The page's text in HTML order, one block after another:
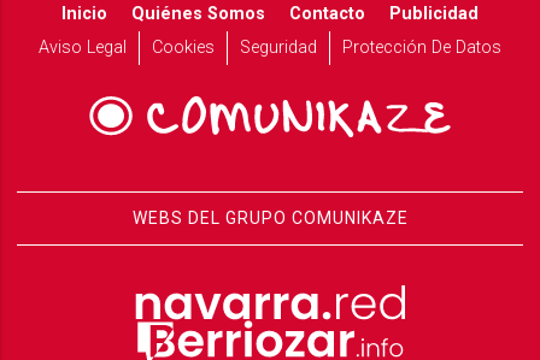
Inicio Quiénes Somos Contacto
Publicidad
Aviso Legal
Cookies Seguridad Protección De Datos
WEBS DEL GRUPO COMUNIKAZE